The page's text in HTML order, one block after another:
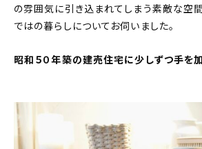
daily mukuri/ アイテム
カテゴリー一覧
新着記事
の雰囲気に引き込まれてしまう素敵な空
ではの暮らしについてお伺いました。
昭和５０年築の建売住宅に少しずつ手を